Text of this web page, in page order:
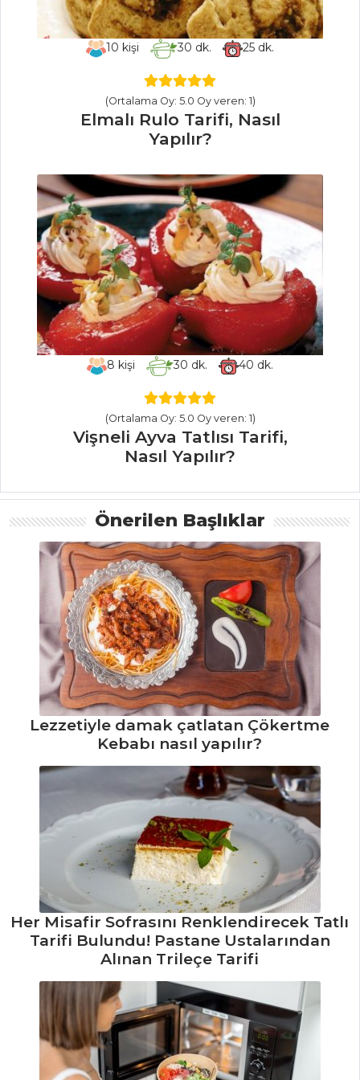
Masterchef Tüm
Tarifleri
MAKARNA
Ziyafet Pilavı
Tarifi, Nasıl Yapılır?
Biberli ve Kiraz
Domatesli Spagetti
Tarifi, Nasıl Yapılır?
Pilav ve Makarna
Tüm Tarifleri
HAMUR İŞLERI
Pancarlı ve Keçi
Peynirli Pizza
Tarifi, Nasıl Yapılır?
Peynirli Tart Tarifi,
Nasıl Yapılır?
Pekmezli
Bisküvi Tarifi, Nasıl
Yapılır?
Hamur İşleri Tüm
Tarifleri
BALIK
YEMEKLERI
Çiğ Levrek Tarifi,
Nasıl Yapılır?
Marine Edilmiş
Somon Filato Tarifi,
Nasıl Yapılır?
Çömlekte Levrek
Balığı Tarifi, Nasıl
Yapılır?
Balık Yemekleri
Tüm Tarifleri
SALATALAR
Elmalı Esmer
Pirinç Salatası
10 kişi 30 dk. 25 dk.
(Ortalama Oy: 5.0 Oy veren: 1)
Elmalı Rulo Tarifi, Nasıl
Yapılır?
8 kişi 30 dk. 40 dk.
(Ortalama Oy: 5.0 Oy veren: 1)
Vişneli Ayva Tatlısı Tarifi,
Nasıl Yapılır?
Önerilen Başlıklar
Lezzetiyle damak çatlatan Çökertme
Kebabı nasıl yapılır?
Her Misafir Sofrasını Renklendirecek Tatlı
Tarifi Bulundu! Pastane Ustalarından
Alınan Trileçe Tarifi